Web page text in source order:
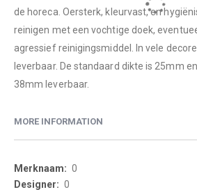
de horeca. Oersterk, kleurvast, en
reinigen met een vochtige doek,
agressief reinigingsmiddel. In vele
leverbaar. De standaard dikte is 25mm
38mm leverbaar.
MORE INFORMATION
More
Information
0
0